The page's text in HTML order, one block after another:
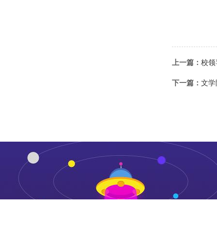
上一篇： 校
下一篇： 文